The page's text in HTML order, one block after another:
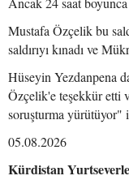
Mustafa Özçelik bu
saldırıyı kınadı ve
Hüseyin Yezdanpena
Özçelik'e teşekkür etti
soruşturma yürütüyor"
05.08.2026
Kürdistan